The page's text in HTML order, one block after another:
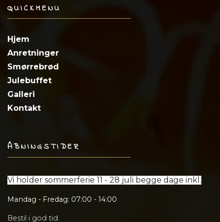
QUICKMENU
Hjem
Anretninger
Smørrebrød
​Julebuffet
Galleri
Kontakt
ÅBNINGSTIDER
Vi holder sommerferie 11 - 28 juli begge dage inkl.
Mandag - Fredag: 07:00 - 14:00
Bestil i god tid.